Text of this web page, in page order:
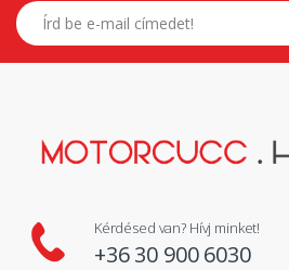
E-mail címed
Kérdésed van? Hívj minket!
+36 30 900 6030